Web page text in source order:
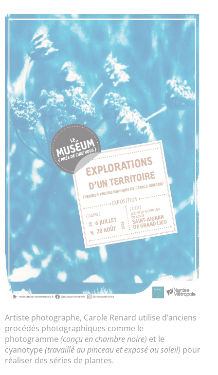
Artiste photographe, Carole Renard utilise d’anciens
procédés photographiques comme le
photogramme (conçu en chambre noire) et le
cyanotype (travaillé au pinceau et exposé au soleil) pour
réaliser des séries de plantes.